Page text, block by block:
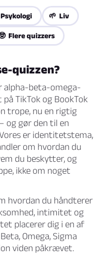
🌱 Liv
Flere quizzers
quizzen?
alpha-beta-omega-
TikTok og BookTok
trope, nu en rigtig
og gør den til en
er identitetstema,
om hvordan du
du beskytter, og
ikke om noget
hvordan du håndterer
intimitet og
placerer dig i en af
Omega, Sigma
viden påkrævet.